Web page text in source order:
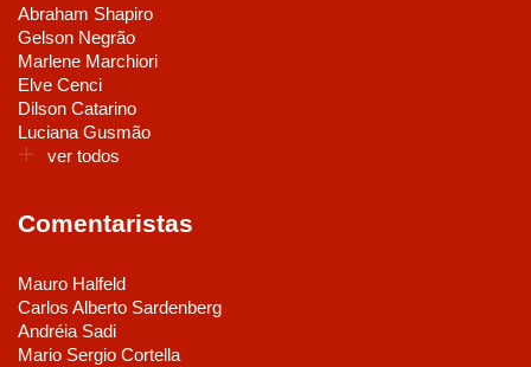
Abraham Shapiro
Gelson Negrão
Marlene Marchiori
Elve Cenci
Dilson Catarino
Luciana Gusmão
ver todos
Comentaristas
Mauro Halfeld
Carlos Alberto Sardenberg
Andréia Sadi
Mario Sergio Cortella